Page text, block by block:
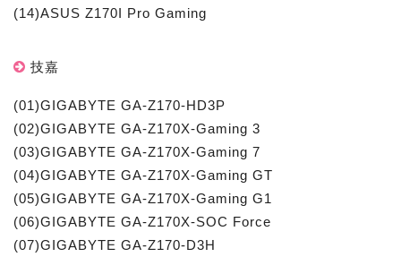
(14)ASUS Z170I Pro Gaming
技嘉
(01)GIGABYTE GA-Z170-HD3P
(02)GIGABYTE GA-Z170X-Gaming 3
(03)GIGABYTE GA-Z170X-Gaming 7
(04)GIGABYTE GA-Z170X-Gaming GT
(05)GIGABYTE GA-Z170X-Gaming G1
(06)GIGABYTE GA-Z170X-SOC Force
(07)GIGABYTE GA-Z170-D3H